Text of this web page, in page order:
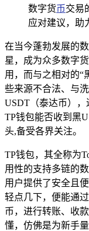
数字货币交易
应对建议，助
在当今蓬勃发展的
星，成为众多数字
用，而与之相对的“
些来源不合法、与
USDT（泰达币），
TP钱包能否收到黑
头,备受各界关注。
TP钱包，其全称为
用性的支持多链的
用户提供了安全且
轻点几下，便能通
币，进行转账、收
懂，仿佛是为新手